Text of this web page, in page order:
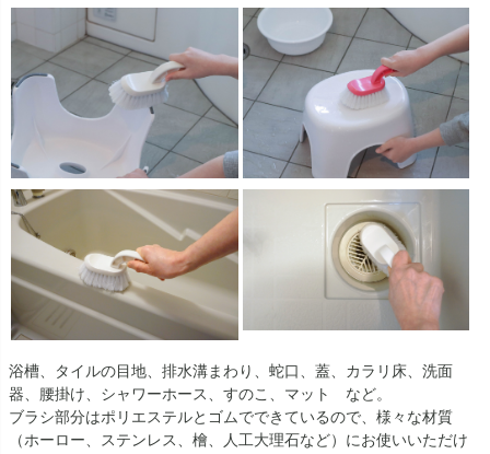
浴槽、タイルの目地、排水溝まわり、蛇口、蓋、カラリ床、洗面
器、腰掛け、シャワーホース、すのこ、マット など。
ブラシ部分はポリエステルとゴムでできているので、様々な材質
（ホーロー、ステンレス、檜、人工大理石など）にお使いいただけ